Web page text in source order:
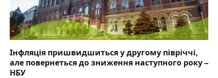
Інфляція пришвидшиться у другому півріччі,
але повернеться до зниження наступного року –
НБУ